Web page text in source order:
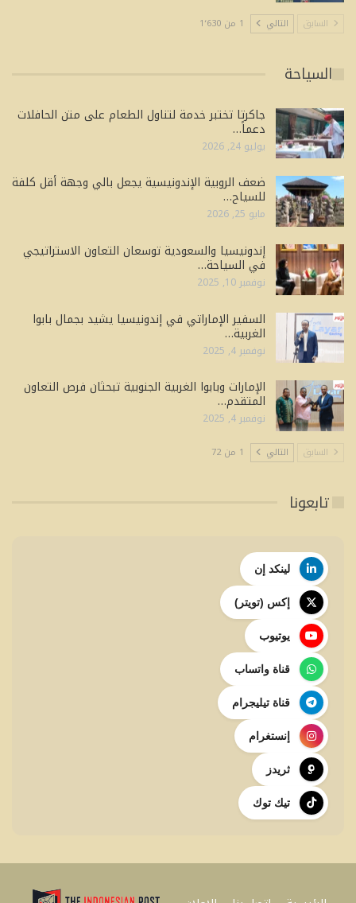
السابق التالي 1 من 1٬630
السياحة
جاكرتا تختبر خدمة لتناول الطعام على متن الحافلات
دعماً…
يوليو 24, 2026
ضعف الروبية الإندونيسية يجعل بالي وجهة أقل كلفة
للسياح…
مايو 25, 2026
إندونيسيا والسعودية توسعان التعاون الاستراتيجي
في السياحة…
نوفمبر 10, 2025
السفير الإماراتي في إندونيسيا يشيد بجمال بابوا
الغربية…
نوفمبر 4, 2025
الإمارات وبابوا الغربية الجنوبية تبحثان فرص التعاون
المتقدم…
نوفمبر 4, 2025
السابق التالي 1 من 72
تابعونا
لينكد إن
إكس (تويتر)
يوتيوب
قناة واتساب
قناة تيليجرام
إنستغرام
ثريدز
تيك توك